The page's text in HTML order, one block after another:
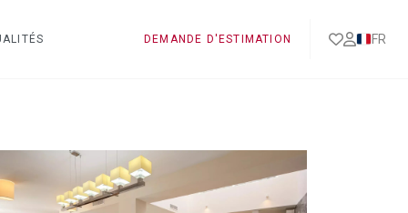
DEMANDE D'ESTIMATION FR